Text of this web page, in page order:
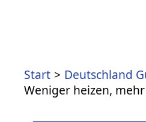
Start Deutschland
Weniger heizen,